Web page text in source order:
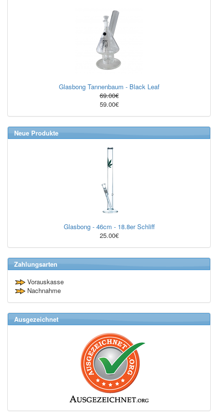
Glasbong Tannenbaum - Black Leaf
69.00€
59.00€
Neue Produkte
Glasbong - 46cm - 18.8er Schliff
25.00€
Zahlungsarten
Vorauskasse
Nachnahme
Ausgezeichnet